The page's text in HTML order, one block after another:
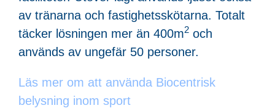
av tränarna och fastighetsskötarna. Totalt
täcker lösningen mer än 400m2 och
används av ungefär 50 personer.
Läs mer om att använda Biocentrisk
belysning inom sport